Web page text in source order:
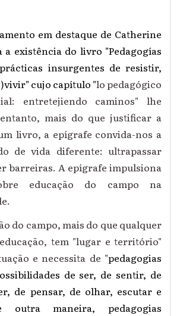
em destaque de Catherine
existência do livro "Pedagogías
insurgentes de resistir,
cujo capítulo "lo pedagógico
entretejiendo caminos" lhe
mais do que justificar a
livro, a epígrafe convida-nos a
de vida diferente: ultrapassar
barreiras. A epígrafe impulsiona
educação do campo na
campo, mais do que qualquer
tem "lugar e território"
e necessita de "pedagogias
de ser, de sentir, de
de pensar, de olhar, escutar e
outra maneira, pedagogias